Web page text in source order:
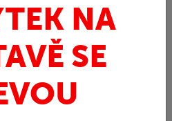
NA
SE